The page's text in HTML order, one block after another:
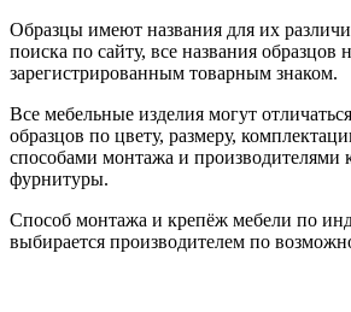
Образцы имеют названия для их
поиска по сайту, все названия образцов
зарегистрированным товарным знаком.
Все мебельные изделия могут
образцов по цвету, размеру,
способами монтажа и
фурнитуры.
Способ монтажа и крепёж мебели по
выбирается производителем по